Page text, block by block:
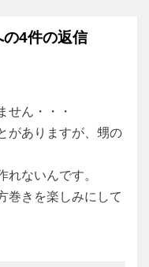
の4件の返信
せん・・・
がありますが、甥の
れないんです。
巻きを楽しみにして